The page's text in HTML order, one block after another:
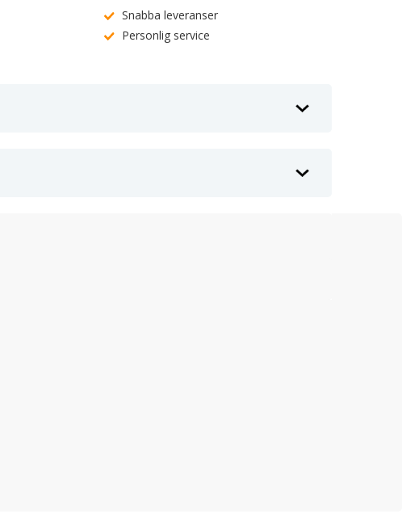
Snabba leveranser
Personlig service